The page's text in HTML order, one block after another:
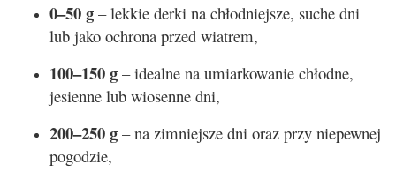
0–50 g – lekkie derki na chłodniejsze, suche dni
lub jako ochrona przed wiatrem,
100–150 g – idealne na umiarkowanie chłodne,
jesienne lub wiosenne dni,
200–250 g – na zimniejsze dni oraz przy niepewnej
pogodzie,